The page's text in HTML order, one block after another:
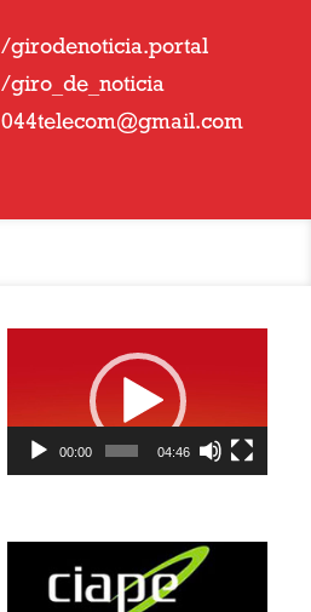
/girodenoticia.portal
/giro_de_noticia
044telecom@gmail.com
00:00 04:46